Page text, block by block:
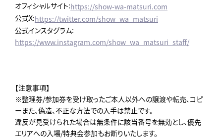
オフィシャルサイト:https://show-wa-matsuri.com
公式X:https://twitter.com/show_wa_matsuri
公式インスタグラム:
https://www.instagram.com/show_wa_matsuri_staff/
【注意事項】
※整理券/参加券を受け取ったご本人以外への譲渡や転売､コピ
ーまた、偽造、不正な方法での入手は禁止です。
違反が見受けられた場合は無条件に該当番号を無効とし、優先
エリアへの入場/特典会参加もお断りいたします。